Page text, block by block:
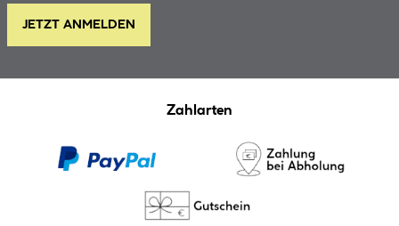
JETZT ANMELDEN
Zahlarten